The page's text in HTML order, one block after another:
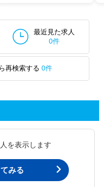
最近見た求人
0件
再検索する 0件
を表示します
みる